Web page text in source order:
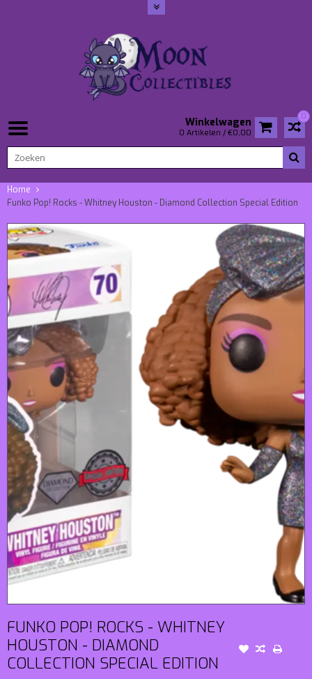
0
Winkelwagen
0 Artikelen / €0,00
Home
Funko Pop! Rocks - Whitney Houston - Diamond Collection Special Edition
FUNKO POP! ROCKS - WHITNEY
HOUSTON - DIAMOND
COLLECTION SPECIAL EDITION